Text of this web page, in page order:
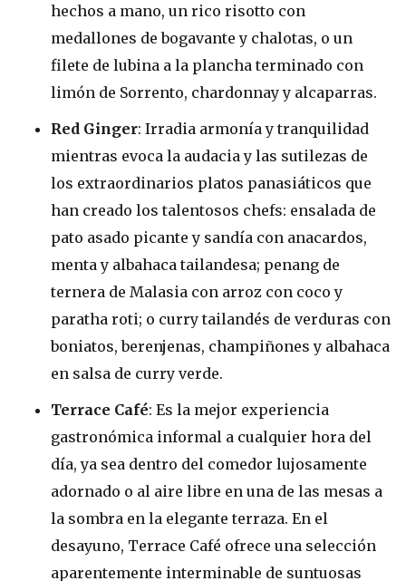
hechos a mano, un rico risotto con
medallones de bogavante y chalotas, o un
filete de lubina a la plancha terminado con
limón de Sorrento, chardonnay y alcaparras.
Red Ginger: Irradia armonía y tranquilidad
mientras evoca la audacia y las sutilezas de
los extraordinarios platos panasiáticos que
han creado los talentosos chefs: ensalada de
pato asado picante y sandía con anacardos,
menta y albahaca tailandesa; penang de
ternera de Malasia con arroz con coco y
paratha roti; o curry tailandés de verduras con
boniatos, berenjenas, champiñones y albahaca
en salsa de curry verde.
Terrace Café: Es la mejor experiencia
gastronómica informal a cualquier hora del
día, ya sea dentro del comedor lujosamente
adornado o al aire libre en una de las mesas a
la sombra en la elegante terraza. En el
desayuno, Terrace Café ofrece una selección
aparentemente interminable de suntuosas